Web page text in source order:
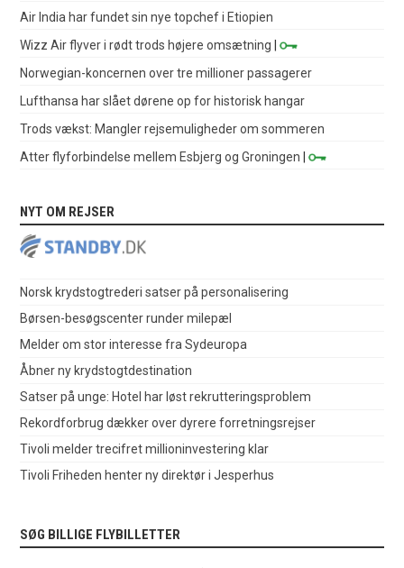
Air India har fundet sin nye topchef i Etiopien
Wizz Air flyver i rødt trods højere omsætning |
Norwegian-koncernen over tre millioner passagerer
Lufthansa har slået dørene op for historisk hangar
Trods vækst: Mangler rejsemuligheder om sommeren
Atter flyforbindelse mellem Esbjerg og Groningen |
NYT OM REJSER
Norsk krydstogtrederi satser på personalisering
Børsen-besøgscenter runder milepæl
Melder om stor interesse fra Sydeuropa
Åbner ny krydstogtdestination
Satser på unge: Hotel har løst rekrutteringsproblem
Rekordforbrug dækker over dyrere forretningsrejser
Tivoli melder trecifret millioninvestering klar
Tivoli Friheden henter ny direktør i Jesperhus
SØG BILLIGE FLYBILLETTER